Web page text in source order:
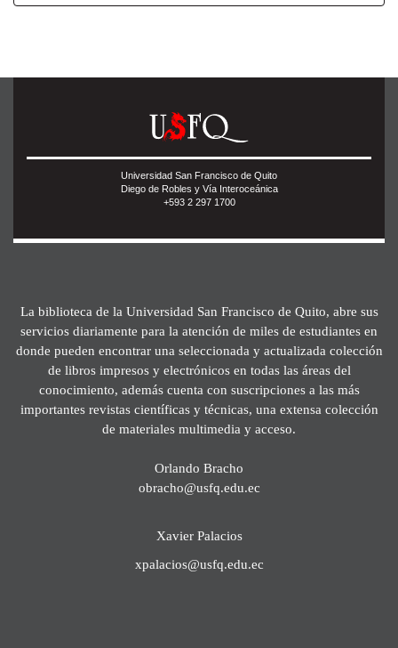
Universidad San Francisco de Quito
Diego de Robles y Vía Interoceánica
+593 2 297 1700
La biblioteca de la Universidad San Francisco de Quito, abre sus
servicios diariamente para la atención de miles de estudiantes en
donde pueden encontrar una seleccionada y actualizada colección
de libros impresos y electrónicos en todas las áreas del
conocimiento, además cuenta con suscripciones a las más
importantes revistas científicas y técnicas, una extensa colección
de materiales multimedia y acceso.
Orlando Bracho
obracho@usfq.edu.ec
Xavier Palacios
xpalacios@usfq.edu.ec